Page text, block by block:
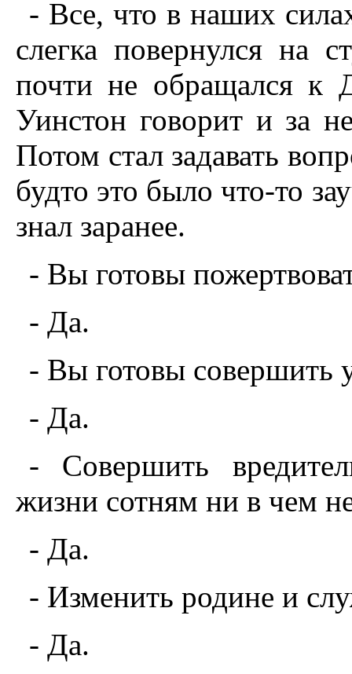
- Все, что в наших
слегка повернулся на
почти не обращался к
Уинстон говорит и за
Потом стал задавать
будто это было что-то
знал заранее.
- Вы готовы
- Да.
- Вы готовы совершить
- Да.
- Совершить
жизни сотням ни в чем
- Да.
- Изменить родине и
- Да.